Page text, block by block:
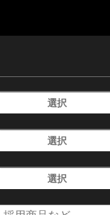
選択
選択
選択